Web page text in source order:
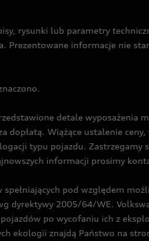
rysunki lub parametry
Prezentowane informacje nie
detale wyposażenia
Wiążące ustalenie
typu pojazdu. Zastrzegamy
informacji prosimy
pod względem
dyrektywy 2005/64/WE.
po wycofaniu ich z
ekologii znajdą Państwo na